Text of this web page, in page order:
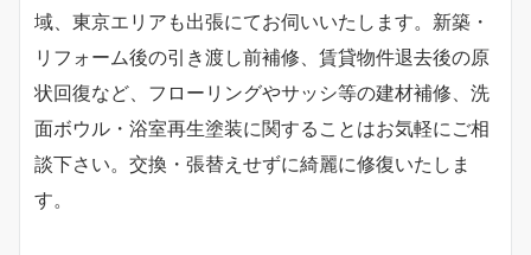
域、東京エリアも出張にてお伺いいたします。新築・
リフォーム後の引き渡し前補修、賃貸物件退去後の原
状回復など、フローリングやサッシ等の建材補修、洗
面ボウル・浴室再生塗装に関することはお気軽にご相
談下さい。交換・張替えせずに綺麗に修復いたしま
す。